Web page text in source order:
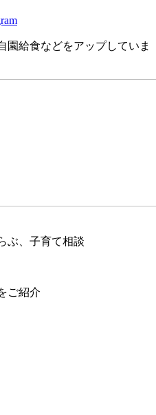
園給食などをアップしていま
ぶ、子育て相談
ご紹介